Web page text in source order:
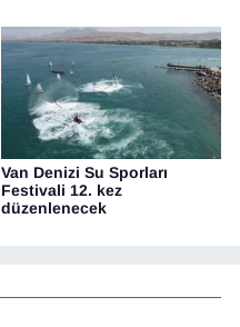
Van Denizi Su Sporları
Festivali 12. kez
düzenlenecek